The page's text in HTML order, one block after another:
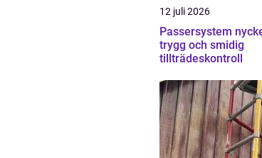
12 juli 2026
Passersystem nyckeln till
trygg och smidig
tillträdeskontroll